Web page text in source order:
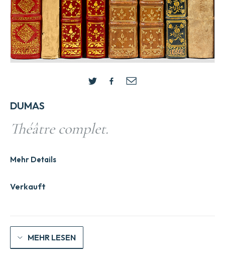
DUMAS
Théâtre complet.
Verkauft
Mehr Details
MEHR LESEN